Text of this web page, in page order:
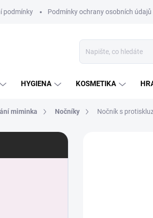
podmínky Podmínky ochrany osobních údajů
HYGIENA KOSMETIKA
miminka Nočníky Nočník s